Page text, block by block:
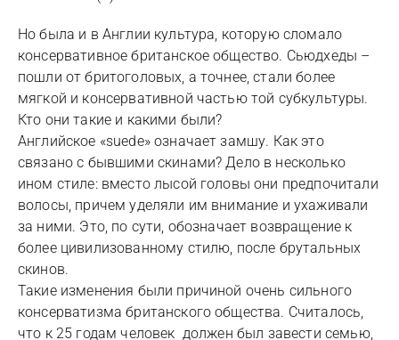
Но была и в Англии культура, которую сломало
консервативное британское общество. Сьюдхеды –
пошли от бритоголовых, а точнее, стали более
мягкой и консервативной частью той субкультуры.
Кто они такие и какими были?
Английское «suede» означает замшу. Как это
связано с бывшими скинами? Дело в несколько
ином стиле: вместо лысой головы они предпочитали
волосы, причем уделяли им внимание и ухаживали
за ними. Это, по сути, обозначает возвращение к
более цивилизованному стилю, после брутальных
скинов.
Такие изменения были причиной очень сильного
консерватизма британского общества. Считалось,
что к 25 годам человек должен был завести семью,